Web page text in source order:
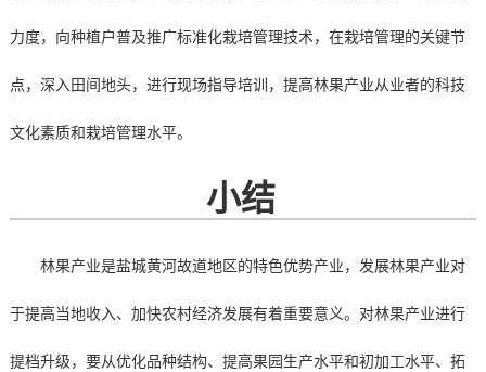
力度，向种植户普及推广标准化栽培管理技术，在栽培管理的关键节
点，深入田间地头，进行现场指导培训，提高林果产业从业者的科技
文化素质和栽培管理水平。
小结
林果产业是盐城黄河故道地区的特色优势产业，发展林果产业对
于提高当地收入、加快农村经济发展有着重要意义。对林果产业进行
提档升级，要从优化品种结构、提高果园生产水平和初加工水平、拓